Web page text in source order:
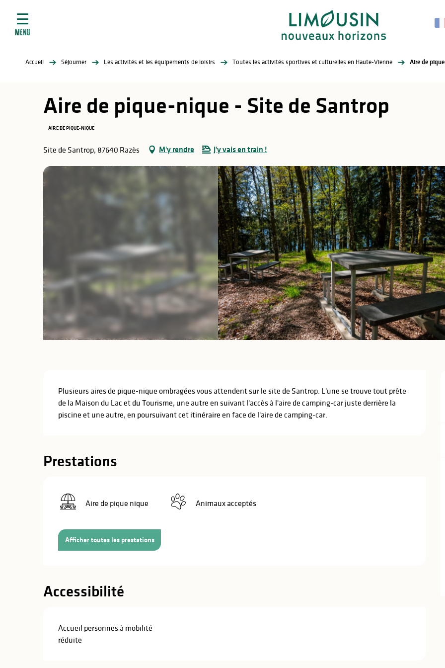
contenu
MENU
Accueil Séjourner Les activités et les équipements de loisirs Toutes les activités sportives et culturelles en Haute-Vienne Aire de
Aire de pique-nique - Site de Santrop
AIRE DE PIQUE-NIQUE
Site de Santrop, 87640 Razès M'y rendre J'y vais en train !
Description
Plusieurs aires de pique-nique ombragées vous attendent sur le site de Santrop. L'une se trouve tout prête
de la Maison du Lac et du Tourisme, une autre en suivant l'accès à l'aire de camping-car juste derrière la
piscine et une autre, en poursuivant cet itinéraire en face de l'aire de camping-car.
Prestations
Aire de pique nique Animaux acceptés
Afficher toutes les prestations
Accessibilité
Accueil personnes à mobilité
réduite